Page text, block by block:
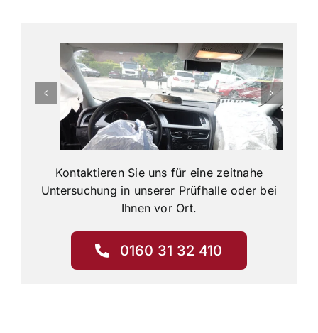
Kontaktieren Sie uns für eine zeitnahe
Untersuchung in unserer Prüfhalle oder bei
Ihnen vor Ort.
0160 31 32 410